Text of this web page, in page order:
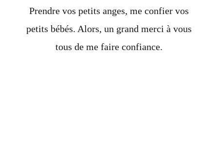
Prendre vos petits anges, me confier vos
petits bébés. Alors, un grand merci à vous
tous de me faire confiance.